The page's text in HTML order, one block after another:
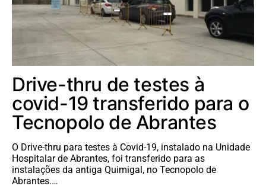
Drive-thru de testes à
covid-19 transferido para o
Tecnopolo de Abrantes
O Drive-thru para testes à Covid-19, instalado na Unidade
Hospitalar de Abrantes, foi transferido para as
instalações da antiga Quimigal, no Tecnopolo de
Abrantes.…